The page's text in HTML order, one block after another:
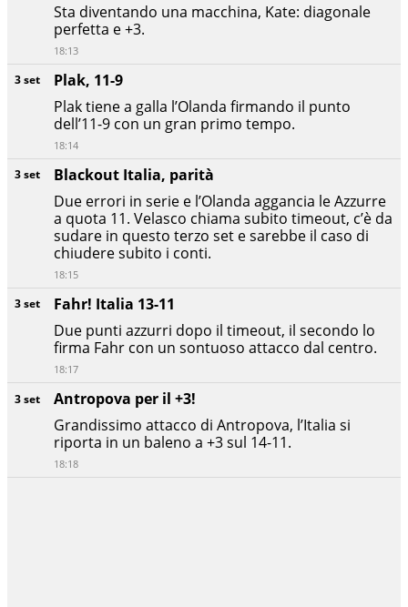
3 set
Antropova per il +3!
Grandissimo attacco di Antropova, l’Italia si
riporta in un baleno a +3 sul 14-11.
18:18
3 set
Fahr! Italia 13-11
Due punti azzurri dopo il timeout, il secondo lo
firma Fahr con un sontuoso attacco dal centro.
18:17
3 set
Blackout Italia, parità
Due errori in serie e l’Olanda aggancia le Azzurre
a quota 11. Velasco chiama subito timeout, c’è da
sudare in questo terzo set e sarebbe il caso di
chiudere subito i conti.
18:15
3 set
Plak, 11-9
Plak tiene a galla l’Olanda firmando il punto
dell’11-9 con un gran primo tempo.
18:14
Sta diventando una macchina, Kate: diagonale
perfetta e +3.
18:13